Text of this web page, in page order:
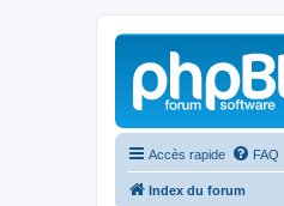
Accès rapide FAQ
Index du forum